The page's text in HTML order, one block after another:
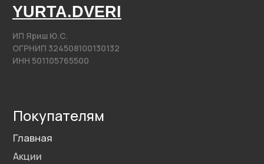
Написать на почту
yurta.2020@mail.ru
Разработка сайта
Политика конфиденциальности